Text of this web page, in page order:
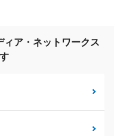
ィア・ネットワークス